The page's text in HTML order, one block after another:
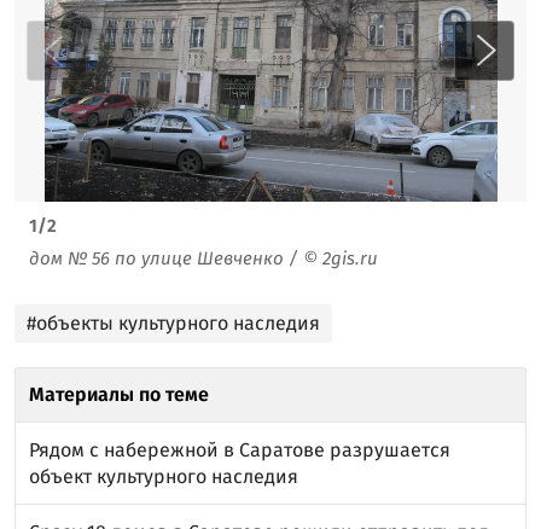
1/2
дом № 56 по улице Шевченко / © 2gis.ru
#объекты культурного наследия
Материалы по теме
Рядом с набережной в Саратове разрушается
объект культурного наследия